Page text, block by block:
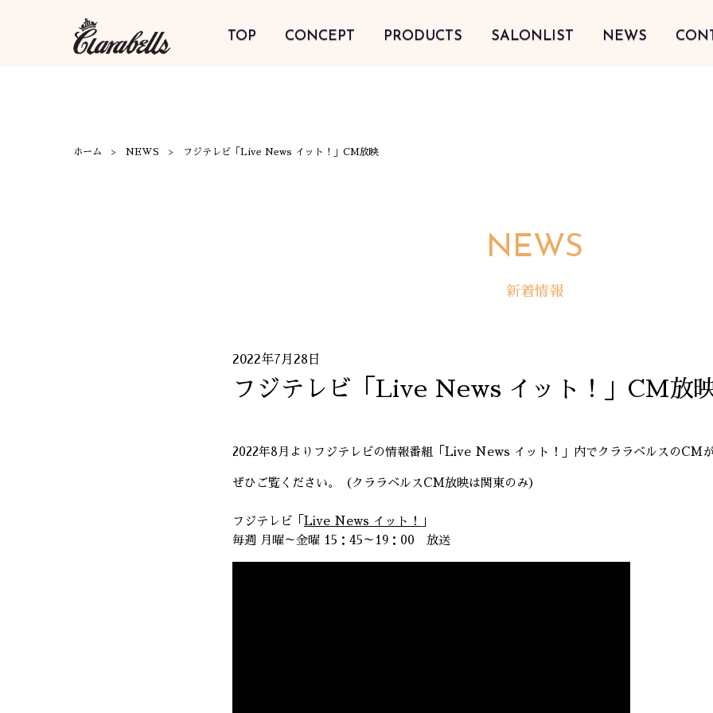
TOP CONCEPT PRODUCTS SALONLIST NEWS
ホーム NEWS フジテレビ「Live News イット！」CM放映
NEWS
新着情報
2022年7月28日
フジテレビ「Live News イット！」CM放
2022年8月よりフジテレビの情報番組「Live News イット！」内でクララベルスのCMが
ぜひご覧ください。（クララベルスCM放映は関東のみ）
フジテレビ「 Live News イット！
」
毎週 月曜～金曜 15：45～19：00 放送